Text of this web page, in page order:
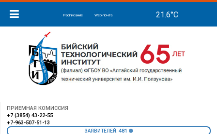
Расписание Web-почта
ПРИЕМНАЯ КОМИССИЯ
+7 (3854) 43-22-55
+7-963-507-51-13
ЗАЯВИТЕЛЕЙ: 481